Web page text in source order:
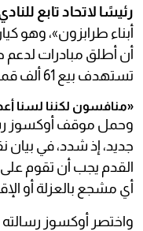
رئيسًا لاتحاد تابع
أبناء طرابزون»، وهو
أن أطلق مبادرات لدعم
تستهدف بيع 61 ألف قميص لدعم النادي.
«منافسون لكننا لسنا
وحمل موقف أوكسوز
جديد، إذ شدد، في بيان
القدم يجب أن تقوم على
أي مشجع بالعزلة أو
واختصر أوكسوز رسالته